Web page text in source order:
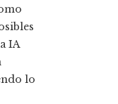
IA
lo